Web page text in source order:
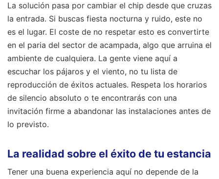
La solución pasa por cambiar el chip desde que cruzas
la entrada. Si buscas fiesta nocturna y ruido, este no
es el lugar. El coste de no respetar esto es convertirte
en el paria del sector de acampada, algo que arruina el
ambiente de cualquiera. La gente viene aquí a
escuchar los pájaros y el viento, no tu lista de
reproducción de éxitos actuales. Respeta los horarios
de silencio absoluto o te encontrarás con una
invitación firme a abandonar las instalaciones antes de
lo previsto.
La realidad sobre el éxito de tu estancia
Tener una buena experiencia aquí no depende de la